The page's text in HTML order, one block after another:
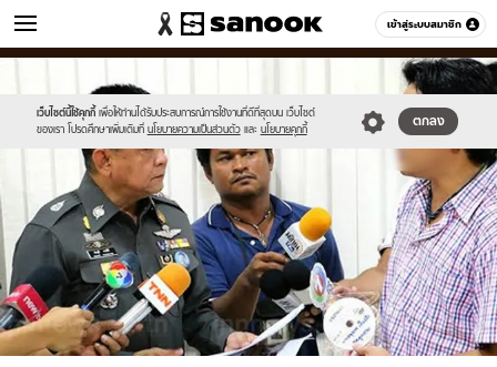
เข้าสู่ระบบสมาชิก
ข่าว หมวดอื่นๆ
เว็บไซต์นี้ใช้คุกกี้ เพื่อให้ท่านได้รับประสบการณ์การใช้งานที่ดีที่สุดบน เว็บไซต์
ของเรา โปรดศึกษาเพิ่มเติมที่ นโยบายความเป็นส่วนตัว และ นโยบายคุกกี้
ตกลง
sanook.png